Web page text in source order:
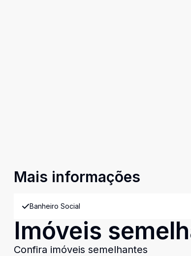
Mais informações
Banheiro Social
Imóveis
Confira imóveis semelhantes